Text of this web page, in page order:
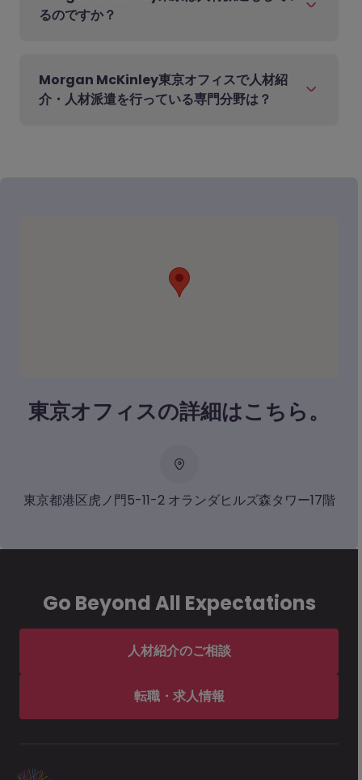
るのですか？
Morgan McKinley東京オフィスで人材紹
介・人材派遣を行っている専門分野は？
東京オフィスの詳細はこちら。
東京都港区虎ノ門5-11-2 オランダヒルズ森タワー17階
Go Beyond All Expectations
人材紹介のご相談
転職・求人情報